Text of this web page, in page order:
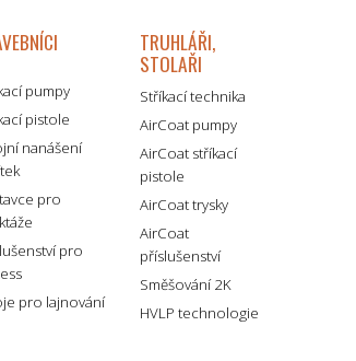
pumpy
pistole
nanášení
pro
pro
pro lajnování
TRUHLÁŘI,
STOLAŘI
Stříkací technika
AirCoat pumpy
AirCoat stříkací
pistole
AirCoat trysky
AirCoat
příslušenství
Směšování 2K
HVLP technologie